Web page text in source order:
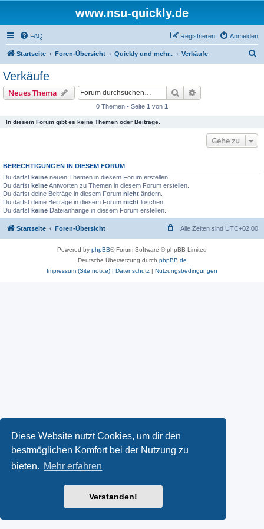
Diese Website nutzt Cookies, um dir den
bestmöglichen Komfort bei der Nutzung zu
bieten. Mehr erfahren
Verstanden!
www.nsu-quickly.de
FAQ Anmelden
Registrieren
Startseite Foren-Übersicht Quickly und mehr.. Verkäufe
Verkäufe
Neues Thema Suche
0 Themen • Seite 1 von 1
In diesem Forum gibt es keine Themen oder Beiträge.
Gehe zu
BERECHTIGUNGEN IN DIESEM FORUM
Du darfst keine neuen Themen in diesem Forum erstellen.
Du darfst keineAntworten zu Themen in diesem Forum erstellen.
Du darfst deine Beiträge in diesem Forum nicht ändern.
Du darfst deine Beiträge in diesem Forum nicht löschen.
Du darfst keine Dateianhänge in diesem Forum erstellen.
Startseite Foren-Übersicht Alle Zeiten sind UTC+02:00
Powered by phpBB® Forum Software © phpBB Limited
Deutsche Übersetzung durch phpBB.de
Impressum (Site notice) | Datenschutz | Nutzungsbedingungen